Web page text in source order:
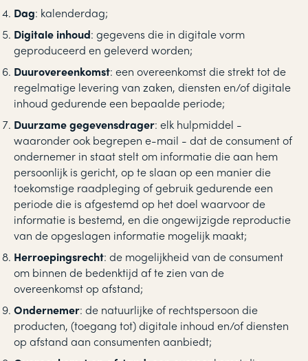
Dag: kalenderdag;
Digitale inhoud: gegevens die in digitale vorm
geproduceerd en geleverd worden;
Duurovereenkomst: een overeenkomst die strekt tot de
regelmatige levering van zaken, diensten en/of digitale
inhoud gedurende een bepaalde periode;
Duurzame gegevensdrager: elk hulpmiddel -
waaronder ook begrepen e-mail - dat de consument of
ondernemer in staat stelt om informatie die aan hem
persoonlijk is gericht, op te slaan op een manier die
toekomstige raadpleging of gebruik gedurende een
periode die is afgestemd op het doel waarvoor de
informatie is bestemd, en die ongewijzigde reproductie
van de opgeslagen informatie mogelijk maakt;
Herroepingsrecht: de mogelijkheid van de consument
om binnen de bedenktijd af te zien van de
overeenkomst op afstand;
Ondernemer: de natuurlijke of rechtspersoon die
producten, (toegang tot) digitale inhoud en/of diensten
op afstand aan consumenten aanbiedt;